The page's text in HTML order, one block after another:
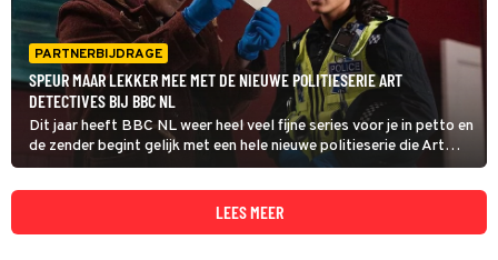
PARTNERBIJDRAGE
SPEUR MAAR LEKKER MEE MET DE NIEUWE POLITIESERIE ART
DETECTIVES BIJ BBC NL
Dit jaar heeft BBC NL weer heel veel fijne series voor je in petto en
de zender begint gelijk met een hele nieuwe politieserie die Art
Detectives heet.
LEES MEER